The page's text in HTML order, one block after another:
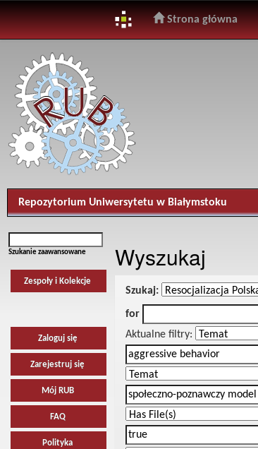
navigation
Strona główna
Repozytorium Uniwersytetu w Białymstoku
Szukanie zaawansowane
Zespoły i Kolekcje
Zaloguj się
Zarejestruj się
Mój RUB
FAQ
Polityka
Wyszukaj
Szukaj:
for
Aktualne filtry: